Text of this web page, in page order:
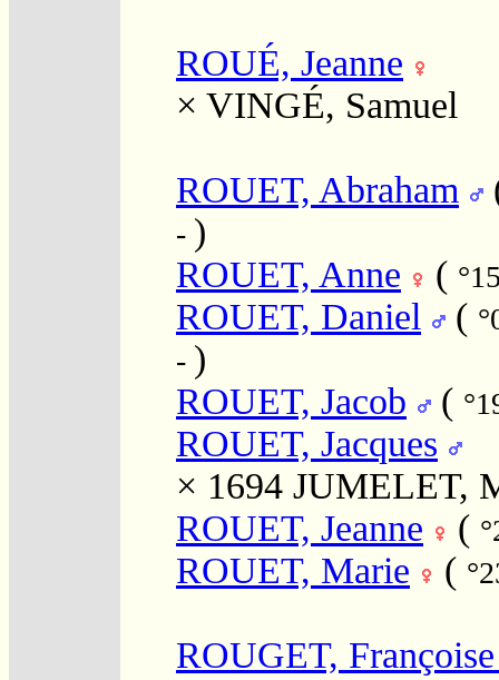
ROUÉ, Jeanne
× VINGÉ, Samuel
ROUET, Abraham
- )
ROUET, Anne
(
ROUET, Daniel (
- )
ROUET, Jacob
(
ROUET, Jacques
× 1694 JUMELET,
ROUET, Jeanne
(
ROUET, Marie (
ROUGET,